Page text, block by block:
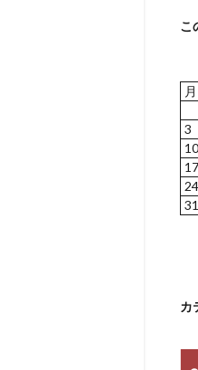
こ
月
3
10
17
24
31
カ